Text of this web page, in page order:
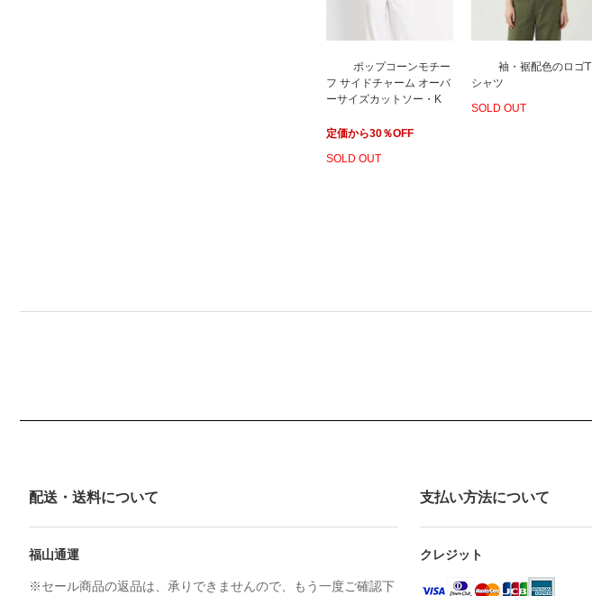
ポップコーンモチー
フ サイドチャーム オーバ
ーサイズカットソー・K
定価から30％OFF
SOLD OUT
袖・裾配色のロゴT
シャツ
SOLD OUT
配送・送料について
福山通運
※セール商品の返品は、承りできませんので、もう一度ご確認下
支払い方法について
クレジット